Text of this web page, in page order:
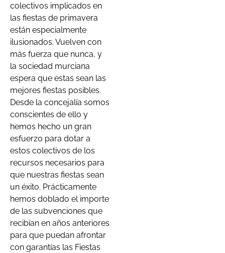
colectivos implicados en
las fiestas de primavera
están especialmente
ilusionados. Vuelven con
más fuerza que nunca, y
la sociedad murciana
espera que estas sean las
mejores fiestas posibles.
Desde la concejalía somos
conscientes de ello y
hemos hecho un gran
esfuerzo para dotar a
estos colectivos de los
recursos necesarios para
que nuestras fiestas sean
un éxito. Prácticamente
hemos doblado el importe
de las subvenciones que
recibían en años anteriores
para que puedan afrontar
con garantías las Fiestas